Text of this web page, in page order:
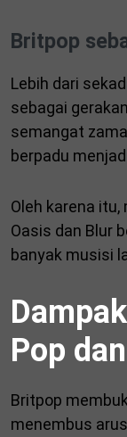
Britpop
Lebih dari
sebagai
semangat
berpadu
Oleh karena
Oasis dan Blur
banyak musisi
Pop
Britpop
menembus